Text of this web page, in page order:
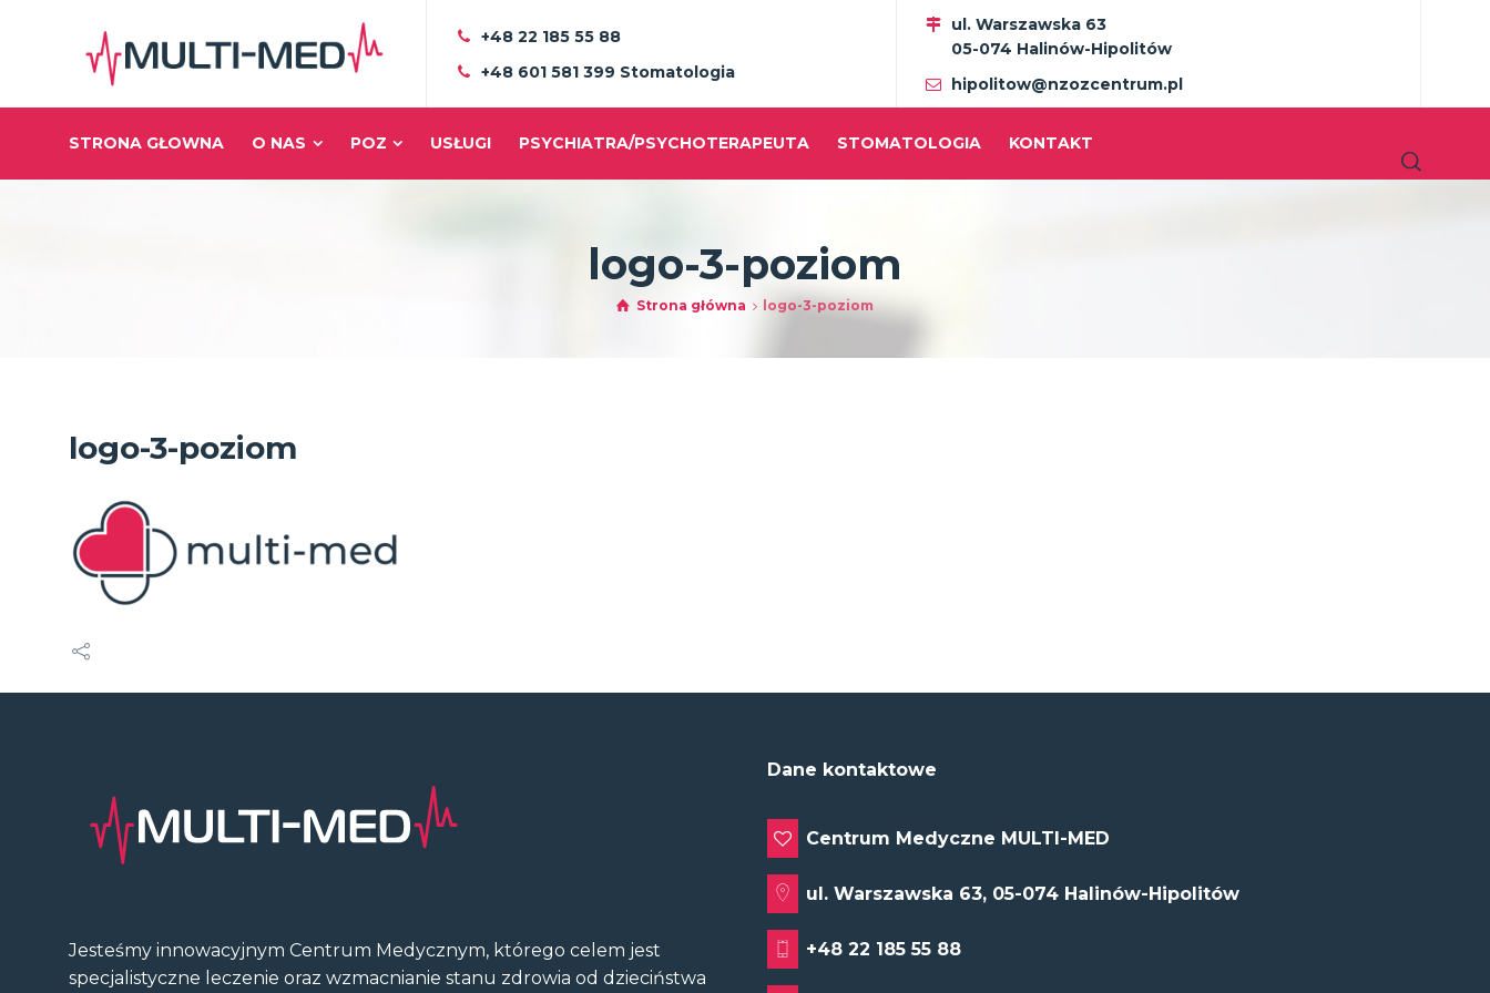
+48 22 185 55 88
+48 601 581 399 Stomatologia
ul. Warszawska 63
05-074 Halinów-Hipolitów
hipolitow@nzozcentrum.pl
STRONA GŁOWNA O NAS POZ USŁUGI PSYCHIATRA/PSYCHOTERAPEUTA STOMATOLOGIA KONTAKT
logo-3-poziom
Strona główna logo-3-poziom
logo-3-poziom
Jesteśmy innowacyjnym Centrum Medycznym, którego celem jest
specjalistyczne leczenie oraz wzmacnianie stanu zdrowia od dzieciństwa
Dane kontaktowe
Centrum Medyczne MULTI-MED
ul. Warszawska 63, 05-074 Halinów-Hipolitów
+48 22 185 55 88